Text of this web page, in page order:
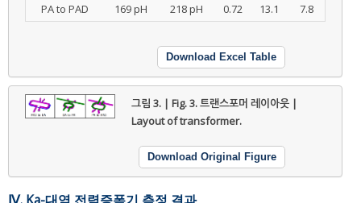
PA to PAD
169 pH 218 pH 0.72 13.1 7.8
Download Excel Table
그림 3. | Fig. 3.트랜스포머 레이아웃 |
Layout of transformer.
Download Original Figure